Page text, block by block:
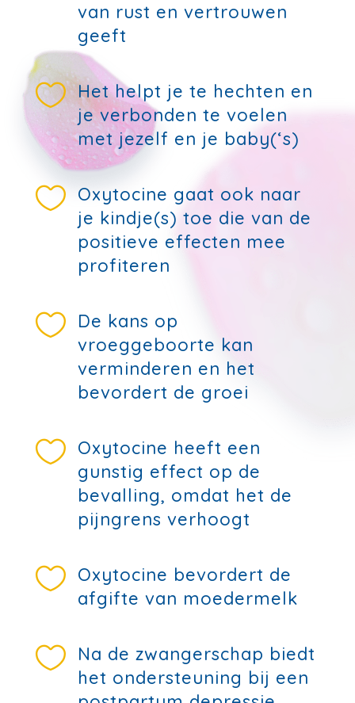
van rust en vertrouwen
geeft

Het helpt je te hechten en
je verbonden te voelen
met jezelf en je baby(‘s)
 Oxytocine gaat ook naar
je kindje(s) toe die van de
positieve effecten mee
profiteren

De kans op
vroeggeboorte kan
verminderen en het
bevordert de groei
 Oxytocine heeft een
gunstig effect op de
bevalling, omdat het de
pijngrens verhoogt
 Oxytocine bevordert de
afgifte van moedermelk

Na de zwangerschap biedt
het ondersteuning bij een